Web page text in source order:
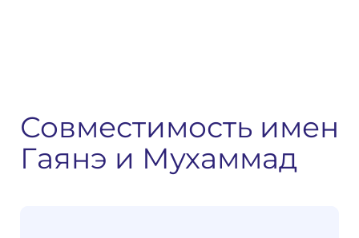
Совместимость имен
Гаянэ и Мухаммад